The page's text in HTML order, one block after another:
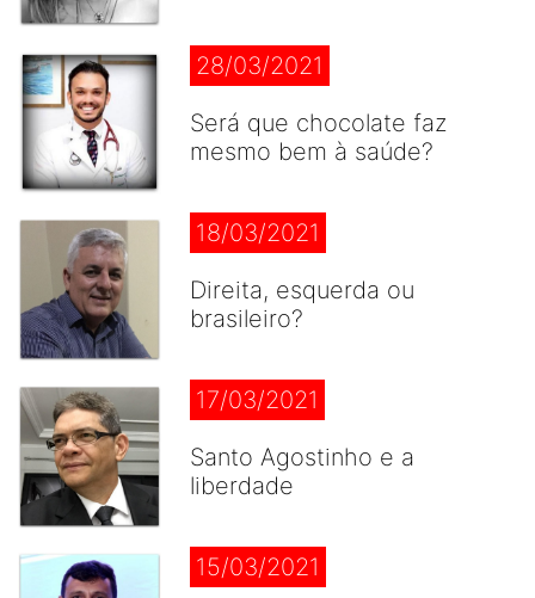
28/03/2021
Será que chocolate faz
mesmo bem à saúde?
18/03/2021
Direita, esquerda ou
brasileiro?
17/03/2021
Santo Agostinho e a
liberdade
15/03/2021